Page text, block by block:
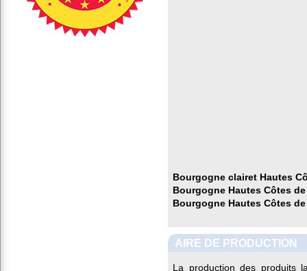
Bourgogne clairet Hautes
Bourgogne Hautes Côtes
Bourgogne Hautes Côtes
AIRE DE PRODUCTION
La production des produits